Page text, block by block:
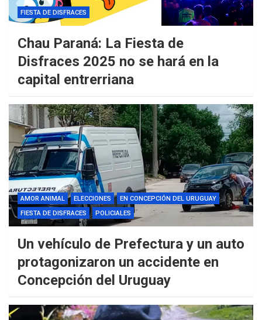
FIESTA DE DISFRACES
Chau Paraná: La Fiesta de
Disfraces 2025 no se hará en la
capital entrerriana
AMOR ANIMAL ELECCIONES
EN CONCEPCIÓN DEL URUGUAY
FIESTA DE DISFRACES
POLICIALES
Un vehículo de Prefectura y un auto
protagonizaron un accidente en
Concepción del Uruguay